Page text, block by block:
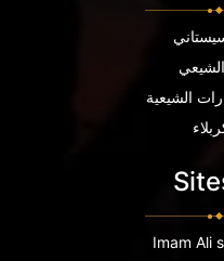
الشيعية
Imam Ali